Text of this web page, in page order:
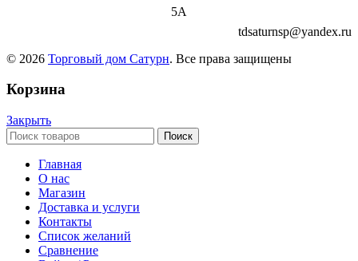
5А
tdsaturnsp@yandex.ru
© 2026 Торговый дом Сатурн. Все права защищены
Корзина
Закрыть
Поиск
Главная
О нас
Магазин
Доставка и услуги
Контакты
Список желаний
Сравнение